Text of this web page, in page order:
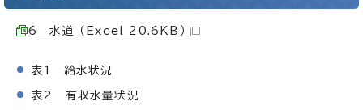
6 水道 （Excel 20.6KB）
表1 給水状況
表2 有収水量状況